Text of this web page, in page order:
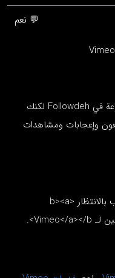
💬 نعم
متابعين المجاني يعمل مثل الباقات المدفوعة في Followdeh لكنك
وإعجابات ومشاهدات
لتقليل إساءة استخدام البots. إن لم ترغب بالانتظار <b><a